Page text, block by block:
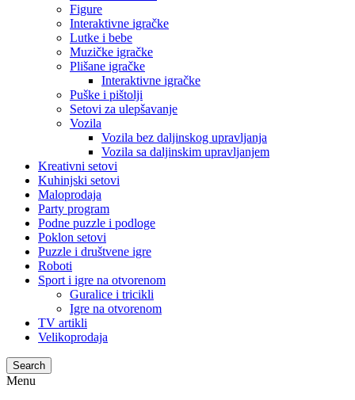
Figure
Interaktivne igračke
Lutke i bebe
Muzičke igračke
Plišane igračke
Interaktivne igračke
Puške i pištolji
Setovi za ulepšavanje
Vozila
Vozila bez daljinskog upravljanja
Vozila sa daljinskim upravljanjem
Kreativni setovi
Kuhinjski setovi
Maloprodaja
Party program
Podne puzzle i podloge
Poklon setovi
Puzzle i društvene igre
Roboti
Sport i igre na otvorenom
Guralice i tricikli
Igre na otvorenom
TV artikli
Velikoprodaja
Search
Menu